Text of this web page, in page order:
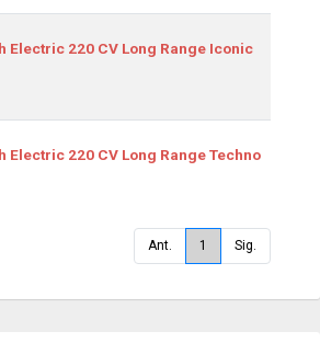
Electric 220 CV Long Range Iconic
Electric 220 CV Long Range Techno
Ant. 1 Sig.